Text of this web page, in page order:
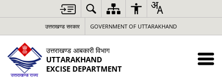
उत्तराखण्ड सरकार GOVERNMENT OF UTTARAKHAND
उत्तराखण्ड आबकारी विभाग
UTTARAKHAND
EXCISE DEPARTMENT